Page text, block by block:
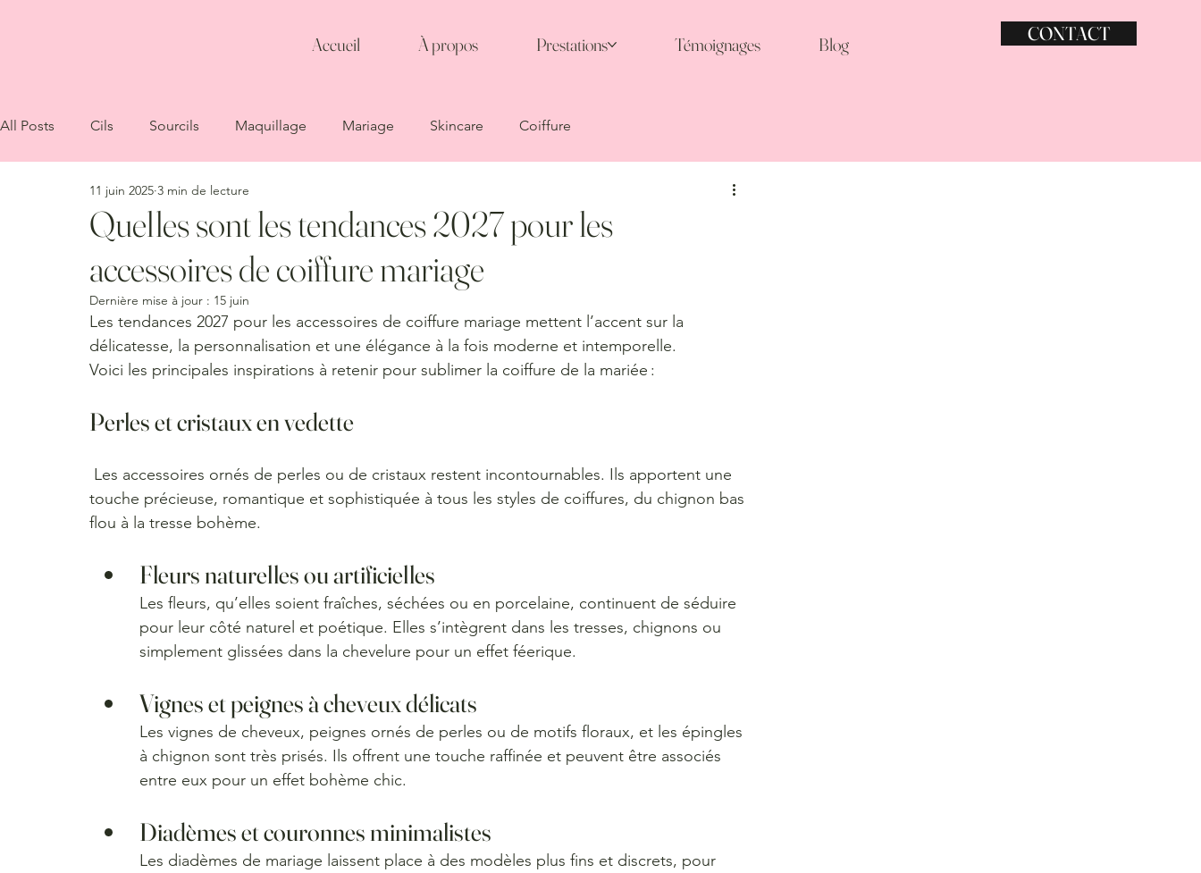
Accueil À propos Prestations Témoignages Blog
CONTACT
All Posts Cils Sourcils Maquillage Mariage Skincare Coiffure
Quelles sont les tendances 2027 pour les
accessoires de coiffure mariage
11 juin 2025 3 min de lecture
Dernière mise à jour : 15 juin
Les tendances 2027 pour les accessoires de coiffure mariage mettent l’accent sur la
délicatesse, la personnalisation et une élégance à la fois moderne et intemporelle.
Voici les principales inspirations à retenir pour sublimer la coiffure de la mariée :
Perles et cristaux en vedette
touche précieuse, romantique et sophistiquée à tous les styles de coiffures, du chignon bas
flou à la tresse bohème.
Fleurs naturelles ou artificielles
Les fleurs, qu’elles soient fraîches, séchées ou en porcelaine, continuent de séduire
pour leur côté naturel et poétique. Elles s’intègrent dans les tresses, chignons ou
simplement glissées dans la chevelure pour un effet féerique.
Vignes et peignes à cheveux délicats
Les vignes de cheveux, peignes ornés de perles ou de motifs floraux, et les épingles
à chignon sont très prisés. Ils offrent une touche raffinée et peuvent être associés
entre eux pour un effet bohème chic.
Diadèmes et couronnes minimalistes
Les diadèmes de mariage laissent place à des modèles plus fins et discrets, pour